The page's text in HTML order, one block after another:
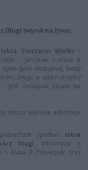
Długi (wynik na żywo,
Iskra Cieszacin Wielki -
- Jarosław > Klasa B
żywo (jeśli dostępna), kiedy
Długi, a także strzelcy
- jeśli dostępna pojawi się
meczu widnieje adnotacja
spotkań Iskra
Długi, informacje o
> Klasa B Przeworsk oraz